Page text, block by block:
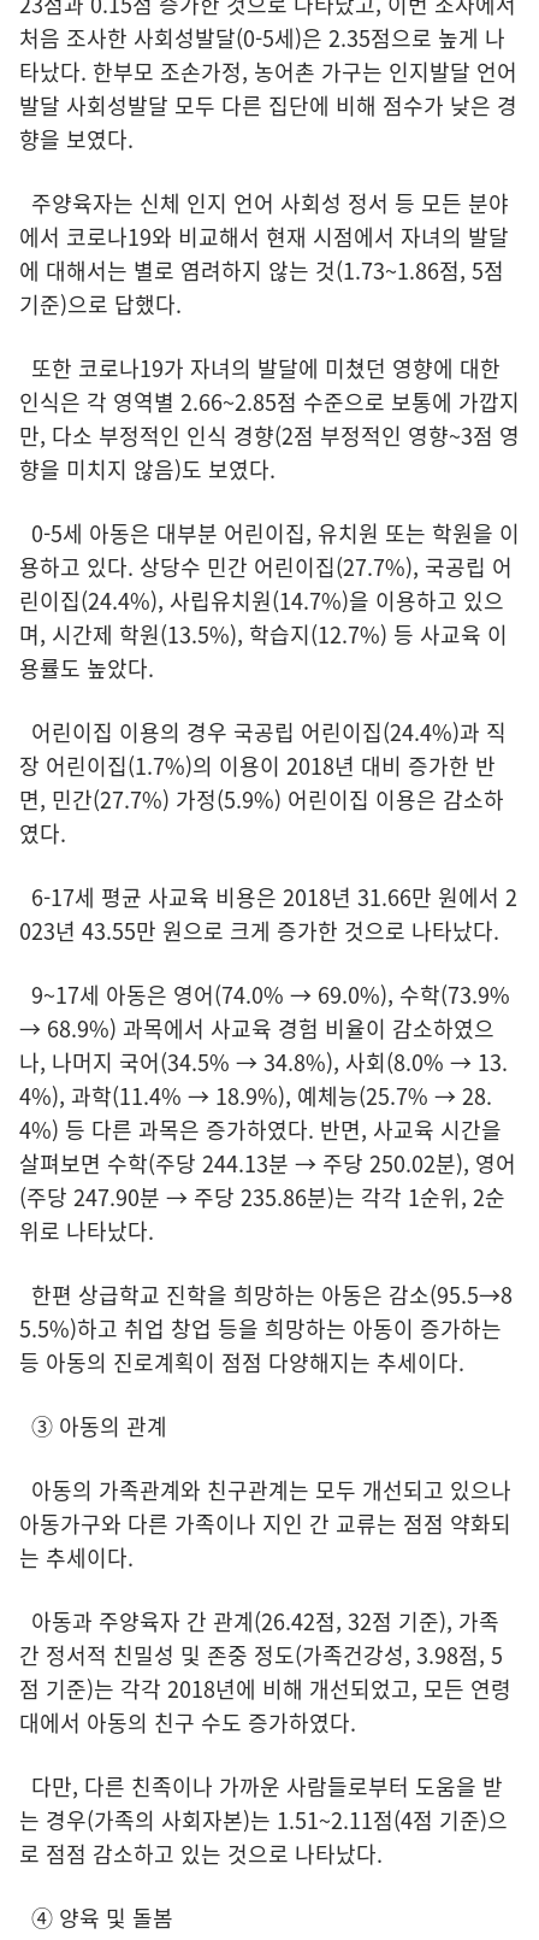
처음 조사한 사회성발달(0-5세)은 2.35점으로 높게 나
타났다. 한부모 조손가정, 농어촌 가구는 인지발달 언어
발달 사회성발달 모두 다른 집단에 비해 점수가 낮은 경
향을 보였다.
주양육자는 신체 인지 언어 사회성 정서 등 모든 분야
에서 코로나19와 비교해서 현재 시점에서 자녀의 발달
에 대해서는 별로 염려하지 않는 것(1.73~1.86점, 5점
기준)으로 답했다.
또한 코로나19가 자녀의 발달에 미쳤던 영향에 대한
인식은 각 영역별 2.66~2.85점 수준으로 보통에 가깝지
만, 다소 부정적인 인식 경향(2점 부정적인 영향~3점 영
향을 미치지 않음)도 보였다.
0-5세 아동은 대부분 어린이집, 유치원 또는 학원을 이
용하고 있다. 상당수 민간 어린이집(27.7%), 국공립 어
린이집(24.4%), 사립유치원(14.7%)을 이용하고 있으
며, 시간제 학원(13.5%), 학습지(12.7%) 등 사교육 이
용률도 높았다.
어린이집 이용의 경우 국공립 어린이집(24.4%)과 직
장 어린이집(1.7%)의 이용이 2018년 대비 증가한 반
면, 민간(27.7%) 가정(5.9%) 어린이집 이용은 감소하
였다.
6-17세 평균 사교육 비용은 2018년 31.66만 원에서 2
023년 43.55만 원으로 크게 증가한 것으로 나타났다.
9~17세 아동은 영어(74.0% → 69.0%), 수학(73.9%
→ 68.9%) 과목에서 사교육 경험 비율이 감소하였으
나, 나머지 국어(34.5% → 34.8%), 사회(8.0% → 13.
4%), 과학(11.4% → 18.9%), 예체능(25.7% → 28.
4%) 등 다른 과목은 증가하였다. 반면, 사교육 시간을
살펴보면 수학(주당 244.13분 → 주당 250.02분), 영어
(주당 247.90분 → 주당 235.86분)는 각각 1순위, 2순
위로 나타났다.
한편 상급학교 진학을 희망하는 아동은 감소(95.5→8
5.5%)하고 취업 창업 등을 희망하는 아동이 증가하는
등 아동의 진로계획이 점점 다양해지는 추세이다.
③ 아동의 관계
아동의 가족관계와 친구관계는 모두 개선되고 있으나
아동가구와 다른 가족이나 지인 간 교류는 점점 약화되
는 추세이다.
아동과 주양육자 간 관계(26.42점, 32점 기준), 가족
간 정서적 친밀성 및 존중 정도(가족건강성, 3.98점, 5
점 기준)는 각각 2018년에 비해 개선되었고, 모든 연령
대에서 아동의 친구 수도 증가하였다.
다만, 다른 친족이나 가까운 사람들로부터 도움을 받
는 경우(가족의 사회자본)는 1.51~2.11점(4점 기준)으
로 점점 감소하고 있는 것으로 나타났다.
④ 양육 및 돌봄